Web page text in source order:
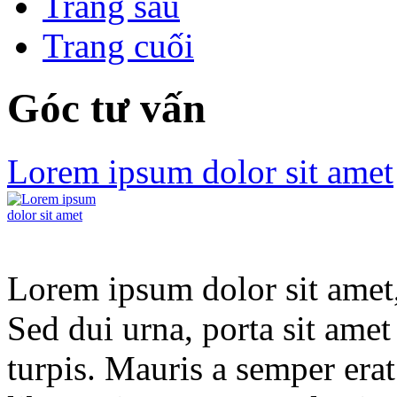
Trang cuối
Góc tư vấn
Lorem ipsum dolor sit amet
Lorem ipsum dolor sit
Sed dui urna, porta sit
turpis. Mauris a semper
MANSION
BUILDING
Được xây
dựng trên khu đất
có diện tích 925m2
tại số 3 Võ Văn
Tần, phường 6,
quận 3, đối diện
trung tâm thể thao
Phan Đình Phùng.